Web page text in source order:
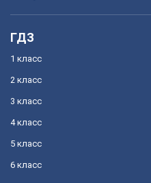
ГДЗ
1 класс
2 класс
3 класс
4 класс
5 класс
6 класс